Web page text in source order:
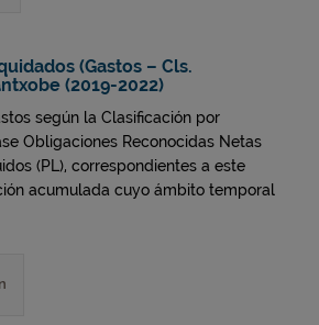
(Gastos – Cls.
(2019-2022)
según la Clasificación por
Obligaciones Reconocidas Netas
(PL), correspondientes a este
acumulada cuyo ámbito temporal